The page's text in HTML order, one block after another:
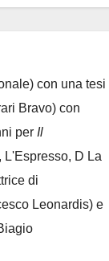
con una tesi
Bravo) con
per Il
L'Espresso, D La
di
Leonardis) e